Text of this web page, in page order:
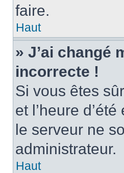
faire.
Haut
» J’ai changé
incorrecte !
Si vous êtes
et l’heure
le serveur ne
administrateur.
Haut